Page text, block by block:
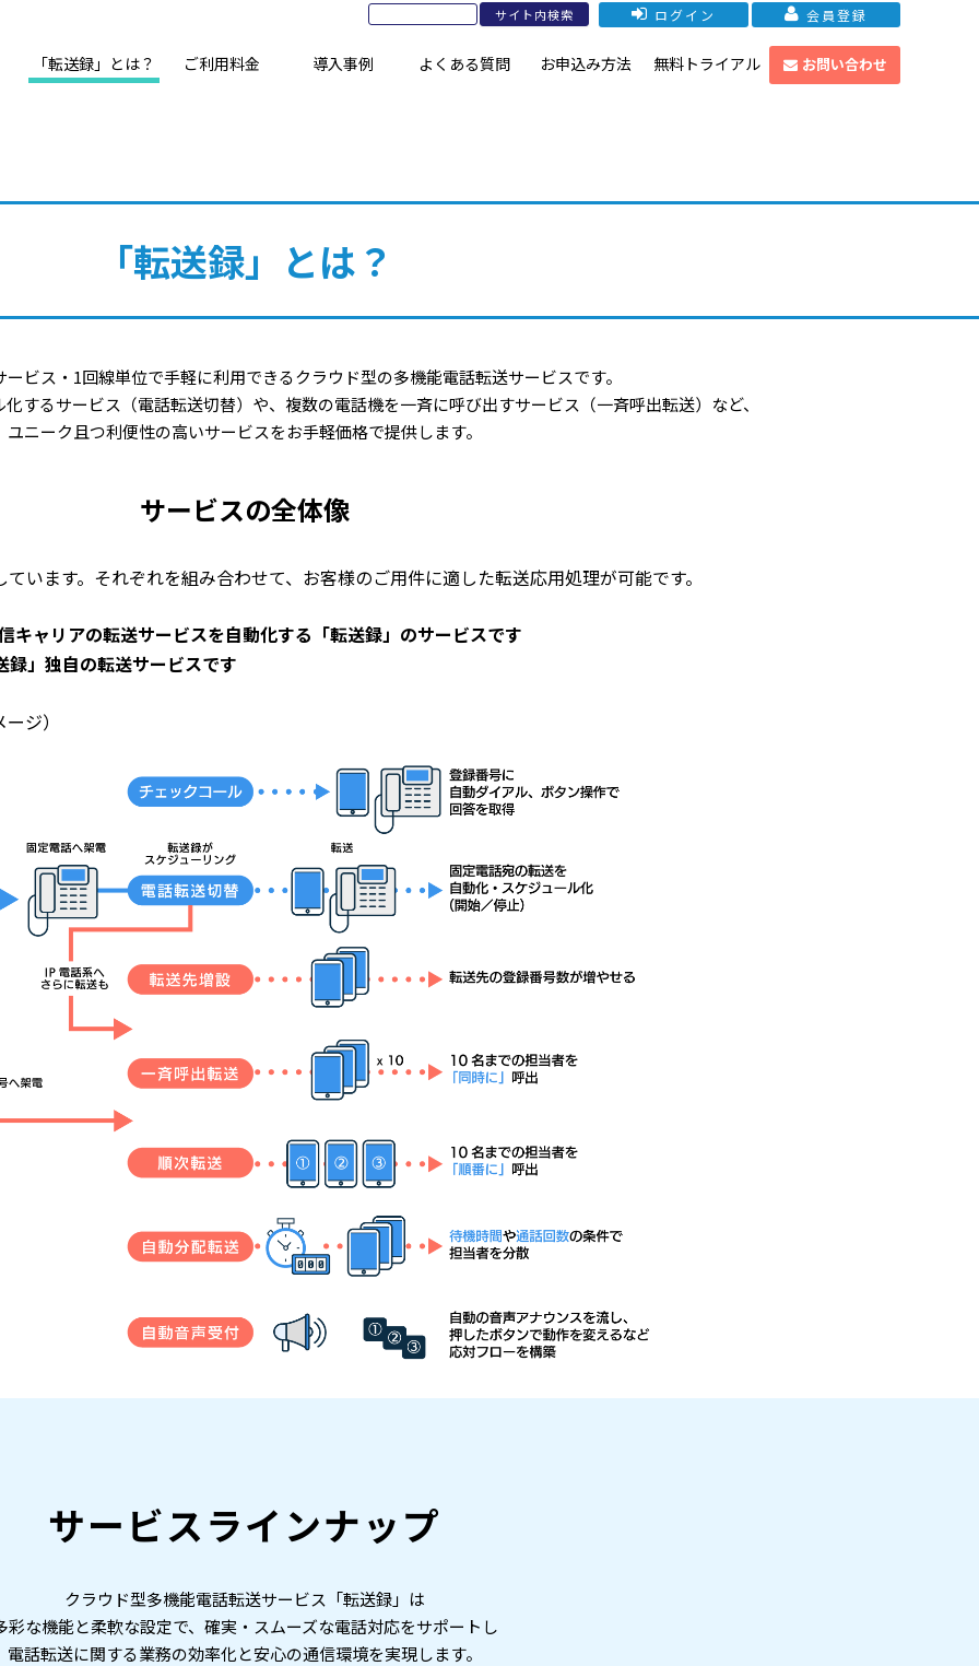
ログイン 会員登録
「転送録」とは？ ご利用料金 導入事例 よくある質問 お申込み方法 無料トライアル お問い合わせ
「転送録」とは？
ビス・1回線単位で手軽に利用できるクラウド型の多機能電話転送サービスです。
するサービス（電話転送切替）や、複数の電話機を一斉に呼び出すサービス（一斉呼出転送）など、
ユニーク且つ利便性の高いサービスをお手軽価格で提供します。
サービスの全体像
います。それぞれを組み合わせて、お客様のご用件に適した転送応用処理が可能です。
キャリアの転送サービスを自動化する「転送録」のサービスです
」独自の転送サービスです
ジ）
サービスラインナップ
クラウド型多機能電話転送サービス「転送録」は
彩な機能と柔軟な設定で、確実・スムーズな電話対応をサポートし
電話転送に関する業務の効率化と安心の通信環境を実現します。